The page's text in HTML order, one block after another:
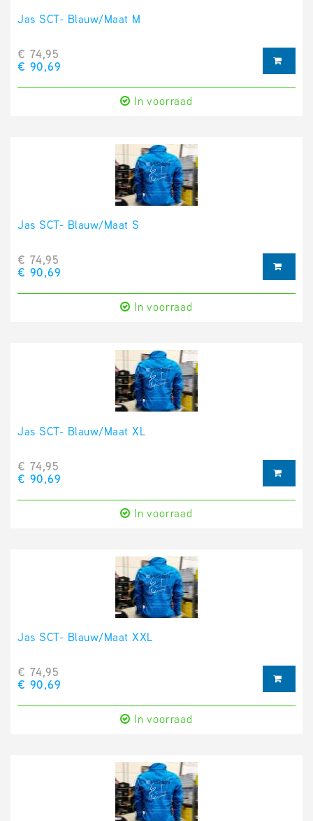
Jas SCT- Blauw/Maat M
€ 74,95
€ 90,69
In voorraad
Jas SCT- Blauw/Maat S
€ 74,95
€ 90,69
In voorraad
Jas SCT- Blauw/Maat XL
€ 74,95
€ 90,69
In voorraad
Jas SCT- Blauw/Maat XXL
€ 74,95
€ 90,69
In voorraad